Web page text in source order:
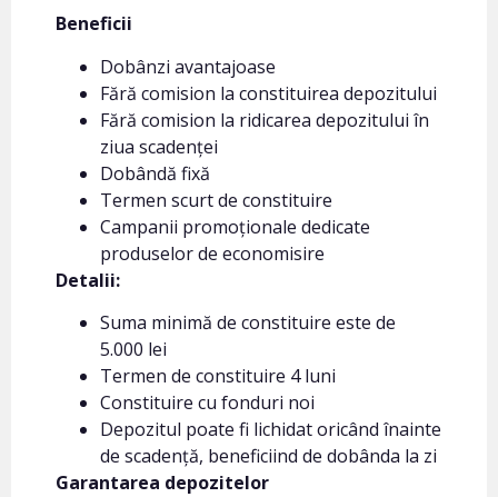
Beneficii
Dobânzi avantajoase
Fără comision la constituirea depozitului
Fără comision la ridicarea depozitului în
ziua scadenței
Dobândă fixă
Termen scurt de constituire
Campanii promoționale dedicate
produselor de economisire
Detalii:
Suma minimă de constituire este de
5.000 lei
Termen de constituire 4 luni
Constituire cu fonduri noi
Depozitul poate fi lichidat oricând înainte
de scadență, beneficiind de dobânda la zi
Garantarea depozitelor